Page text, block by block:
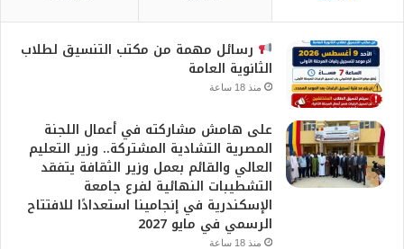
رسائل مهمة من مكتب التنسيق لطلاب
الثانوية العامة
منذ 18 ساعة
على هامش مشاركته في أعمال اللجنة
المصرية التشادية المشتركة.. وزير التعليم
العالي والقائم بعمل وزير الثقافة يتفقد
التشطيبات النهائية لفرع جامعة
الإسكندرية في إنجامينا استعدادًا للافتتاح
الرسمي في مايو 2027
منذ 18 ساعة